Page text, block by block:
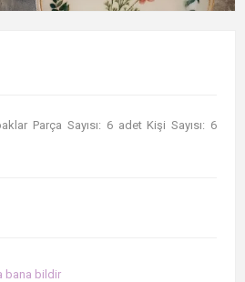
Parça Sayısı: 6 adet Kişi Sayısı: 6
bana bildir